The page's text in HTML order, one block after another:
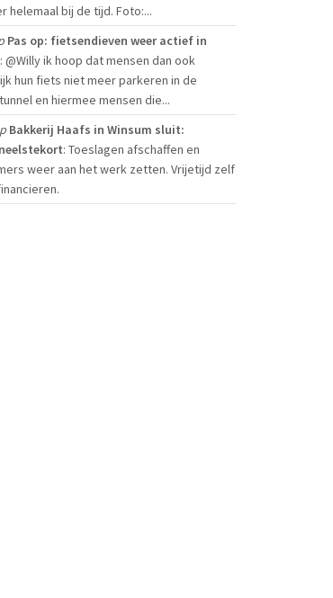
helemaal bij de tijd. Foto:...
Pas op: fietsendieven weer actief in
: @Willy ik hoop dat mensen dan ook
hun fiets niet meer parkeren in de
en hiermee mensen die...
Bakkerij Haafs in Winsum sluit:
: Toeslagen afschaffen en
weer aan het werk zetten. Vrijetijd zelf